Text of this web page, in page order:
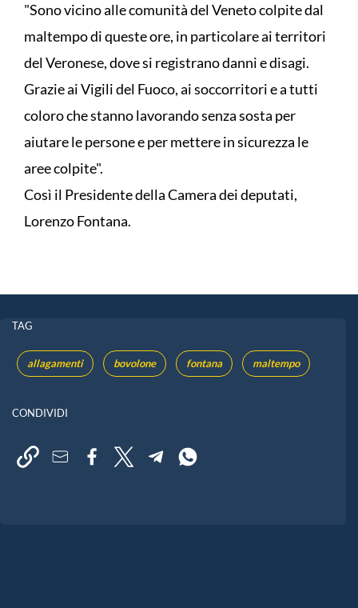
"Sono vicino alle comunità del Veneto colpite dal
maltempo di queste ore, in particolare ai territori
del Veronese, dove si registrano danni e disagi.
Grazie ai Vigili del Fuoco, ai soccorritori e a tutti
coloro che stanno lavorando senza sosta per
aiutare le persone e per mettere in sicurezza le
aree colpite".
Così il Presidente della Camera dei deputati,
Lorenzo Fontana.
TAG
allagamenti bovolone fontana maltempo
CONDIVIDI